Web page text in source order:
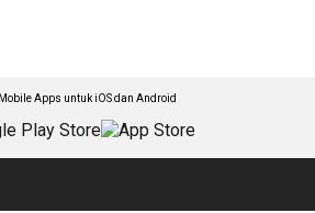
Apps untuk iOS dan Android